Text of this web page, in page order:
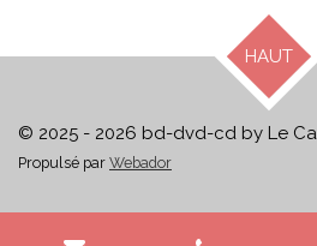
HAUT
© 2025 - 2026 bd-dvd-cd by Le
Propulsé par Webador